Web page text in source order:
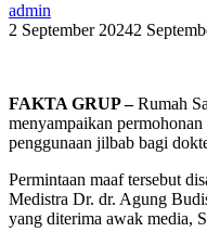
admin
2 September 20242
FAKTA GRUP –Rumah
menyampaikan
penggunaan jilbab bagi
Permintaan maaf tersebut
Medistra Dr. dr. Agung
yang diterima awak media,